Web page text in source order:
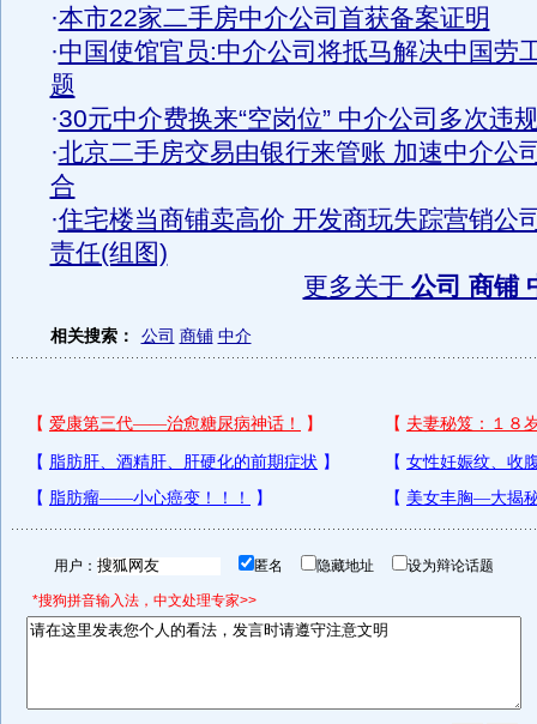
·本市22家二手房中介公司首获备案证明
·中国使馆官员:中介公司将抵马解决中国劳
题
·30元中介费换来“空岗位” 中介公司多次违
·北京二手房交易由银行来管账 加速中介公
合
·住宅楼当商铺卖高价 开发商玩失踪营销公
责任(组图)
更多关于 公司 商铺
相关搜索： 公司 商铺 中介
用户： 匿名 隐藏地址 设为辩论话题
*搜狗拼音输入法，中文处理专家>>